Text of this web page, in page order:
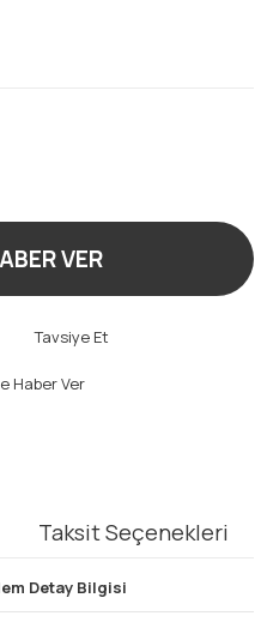
VER
Tavsiye Et
Haber Ver
Taksit Seçenekleri
Detay Bilgisi